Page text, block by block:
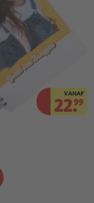
VANAF
22.99